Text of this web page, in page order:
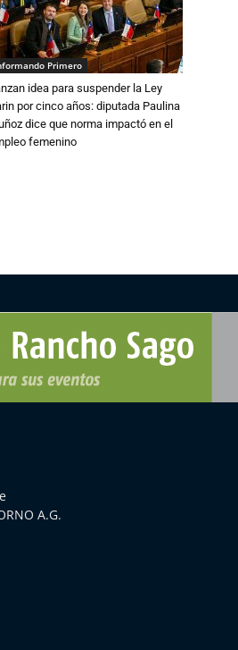
Primero
idea para suspender la Ley
por cinco años: diputada Paulina
dice que norma impactó en el
femenino
A.G.